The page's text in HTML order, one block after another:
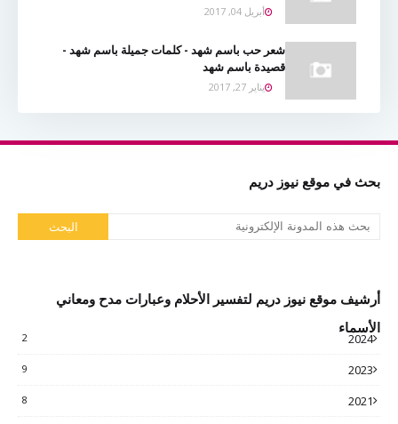
أبريل 04, 2017
شعر حب باسم شهد - كلمات جميلة باسم شهد -
قصيدة باسم شهد
يناير 27, 2017
بحث في موقع نيوز دريم
أرشيف موقع نيوز دريم لتفسير الأحلام وعبارات مدح ومعاني
الأسماء
2024
2
2023
9
2021
8